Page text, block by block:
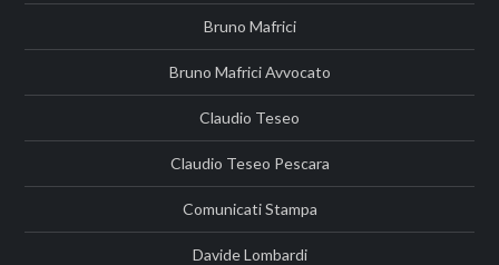
Bruno Mafrici
Bruno Mafrici Avvocato
Claudio Teseo
Claudio Teseo Pescara
Comunicati Stampa
Davide Lombardi